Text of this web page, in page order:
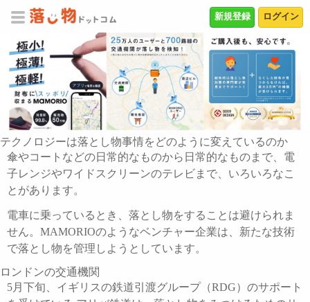
ログイン
新規登録
テクノロジーは落とし物事情をどのように変えているのか
傘やコートなどの日常的なものから日常的なものまで、電
子レンジやワイドスクリーンのテレビまで、いろいろなこ
とがあります。
電車に乗っているとき、落とし物をすることは避けられま
せん。MAMORIOのようなベンチャー企業は、新たな技術
で落とし物を管理しようとしています。
ロンドンの交通機関
5月下旬、イギリスの鉄道引渡グループ（RDG）のサポート